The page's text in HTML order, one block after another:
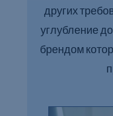
других
углубление
брендом